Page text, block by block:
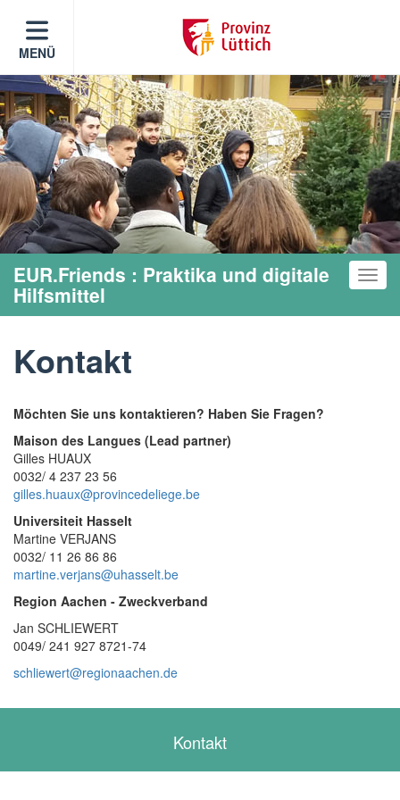
MENÜ
EUR.Friends : Praktika und digitale
Hilfsmittel
Kontakt
Möchten Sie uns kontaktieren? Haben Sie Fragen?
Maison des Langues (Lead partner)
Gilles HUAUX
0032/ 4 237 23 56
gilles.huaux@provincedeliege.be
Universiteit Hasselt
Martine VERJANS
0032/ 11 26 86 86
martine.verjans@uhasselt.be
Region Aachen - Zweckverband
Jan SCHLIEWERT
0049/ 241 927 8721-74
schliewert@regionaachen.de
Kontakt